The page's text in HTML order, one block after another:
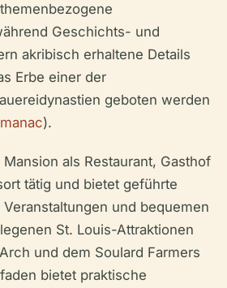
Geschichts- und
akribisch erhaltene Details
Erbe einer der
geboten werden
).
als Restaurant, Gasthof
tätig und bietet geführte
und bequemen
St. Louis-Attraktionen
und dem Soulard Farmers
bietet praktische